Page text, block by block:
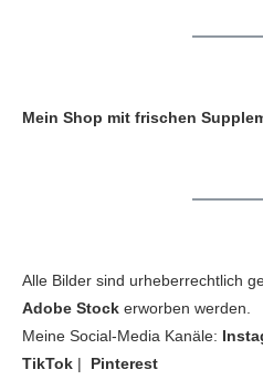
Mein Shop mit frischen
Alle Bilder sind urheberrechtlich
Adobe Stock erworben werden.
Meine Social-Media Kanäle:
TikTok | Pinterest